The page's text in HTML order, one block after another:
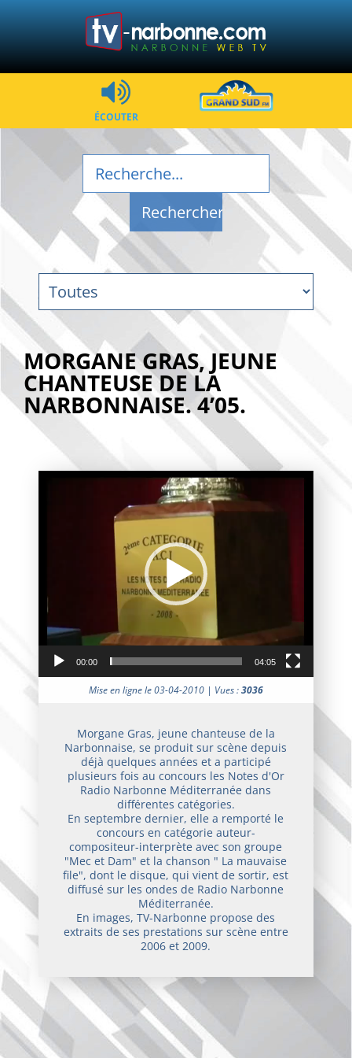
ÉCOUTER
MORGANE GRAS, JEUNE
CHANTEUSE DE LA
NARBONNAISE. 4’05.
Lecteur
vidéo
00:00 04:05
Mise en ligne le 03-04-2010 | Vues :3036
Morgane Gras, jeune chanteuse de la
Narbonnaise, se produit sur scène depuis
déjà quelques années et a participé
plusieurs fois au concours les Notes d'Or
Radio Narbonne Méditerranée dans
différentes catégories.
En septembre dernier, elle a remporté le
concours en catégorie auteur-
compositeur-interprète avec son groupe
"Mec et Dam" et la chanson " La mauvaise
file", dont le disque, qui vient de sortir, est
diffusé sur les ondes de Radio Narbonne
Méditerranée.
En images, TV-Narbonne propose des
extraits de ses prestations sur scène entre
2006 et 2009.